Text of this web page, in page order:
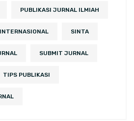
PUBLIKASI JURNAL ILMIAH
SINTA
SUBMIT JURNAL
TIPS PUBLIKASI